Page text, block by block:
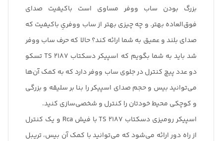
بزرگ بودن ساب ووفر مساوی است باکیفیت صدای
فوق‌العاده بهتر. و چه چیزی بهتر از ساب ووفریِ با‌کیفیت که
صدای بلند و عمیق به شما ارائه کند؟ حالا که حرف ساب ووفر
شد باید به شما بگویم که اسپیکر دسکتاب TS 2187 تسکو
دو عدد پیچ کنترل در جلوی ساب ووفر دارد که به کمک آن‌ها
می‌توانید بیس و حجم صدای اسپیکر را بنا بر سلیقه و بزرگی
و کوچکی محیط خودتان را کنترل و شخصی‌سازی کنید.
اسپیکر رومیزی دسکتاب TS 2187 با فیش Rca و یک کنترل
از راه دور ارائه می‌شود که می‌توانید با کمک آن بیس، تریبل